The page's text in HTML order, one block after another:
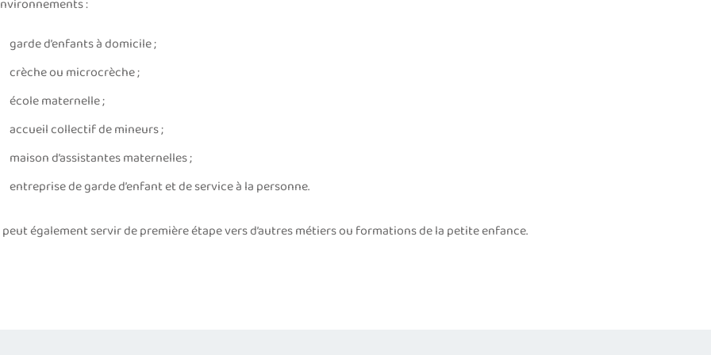
:
garde d’enfants à domicile ;
crèche ou microcrèche ;
école maternelle ;
accueil collectif de mineurs ;
maison d’assistantes maternelles ;
entreprise de garde d’enfant et de service à la personne.
également servir de première étape vers d’autres métiers ou formations de la petite enfance.